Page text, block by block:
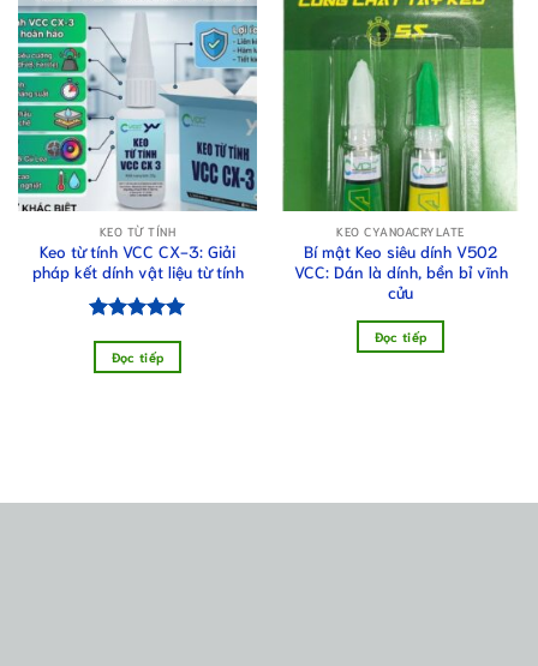
KEO TỪ TÍNH
Keo từ tính VCC CX-3: Giải
pháp kết dính vật liệu từ tính
hạng 5.00
5 sao
Đọc tiếp
KEO CYANOACRYLATE
Bí mật Keo siêu dính V502
VCC: Dán là dính, bền bỉ vĩnh
cửu
Đọc tiếp